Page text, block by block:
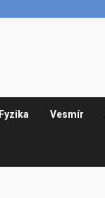
Fyzika Vesmír